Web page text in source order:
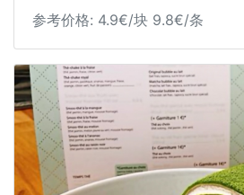
参考价格: 4.9€/块 9.8€/条